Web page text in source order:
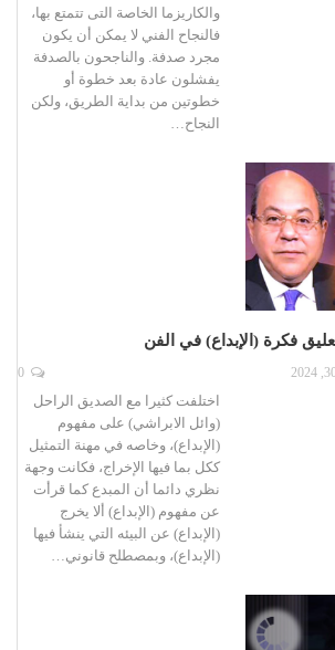
والكاريزما الخاصة التى تتمتع بها،
فالنجاح الفني لا يمكن أن يكون
مجرد صدفة. والناجحون بالصدفة
يفشلون عادة بعد خطوة أو
خطوتين من بداية الطريق، ولكن
النجاح…
فكرة (الإبداع) في الفن
اختلفت كثيرا مع الصديق الراحل
(وائل الابراشي) على مفهوم
(الإبداع)، وخاصه في مهنة التمثيل
ككل بما فيها الإخراج، فكانت وجهة
نظري دائما أن المبدع كما قرأت
عن مفهوم (الإبداع) ألا يخرج
(الإبداع) عن البيئه التي ينشأ فيها
(الإبداع)، وبمصطلح قانوني…